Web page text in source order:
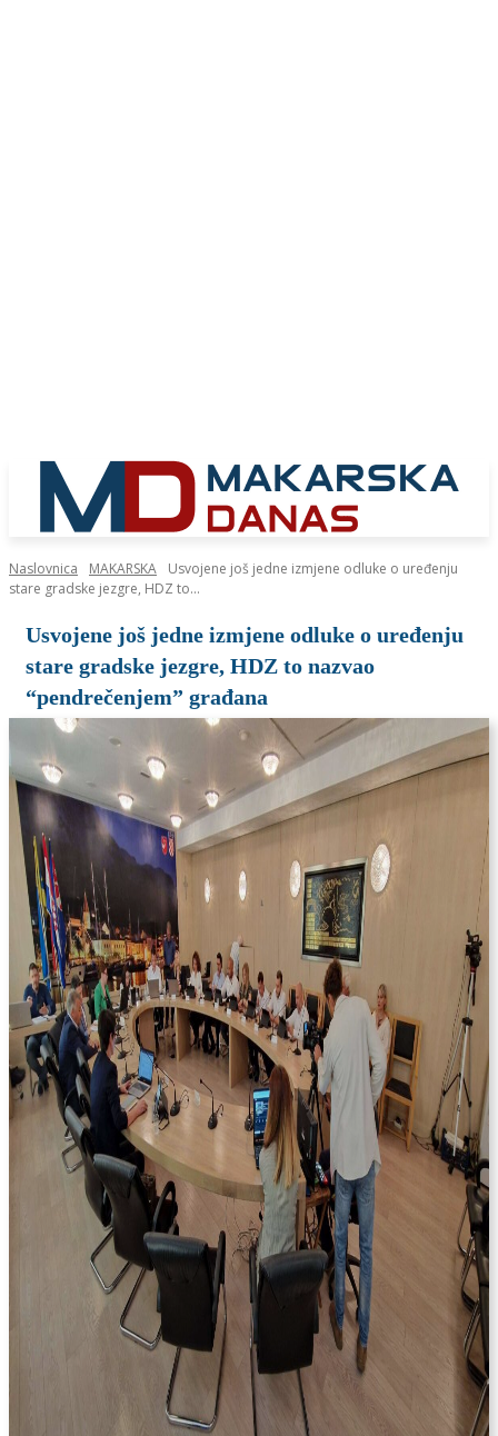
Naslovnica MAKARSKA
Usvojene još jedne izmjene odluke o uređenju
stare gradske jezgre, HDZ to...
Usvojene još jedne izmjene odluke o uređenju
stare gradske jezgre, HDZ to nazvao
“pendrečenjem” građana